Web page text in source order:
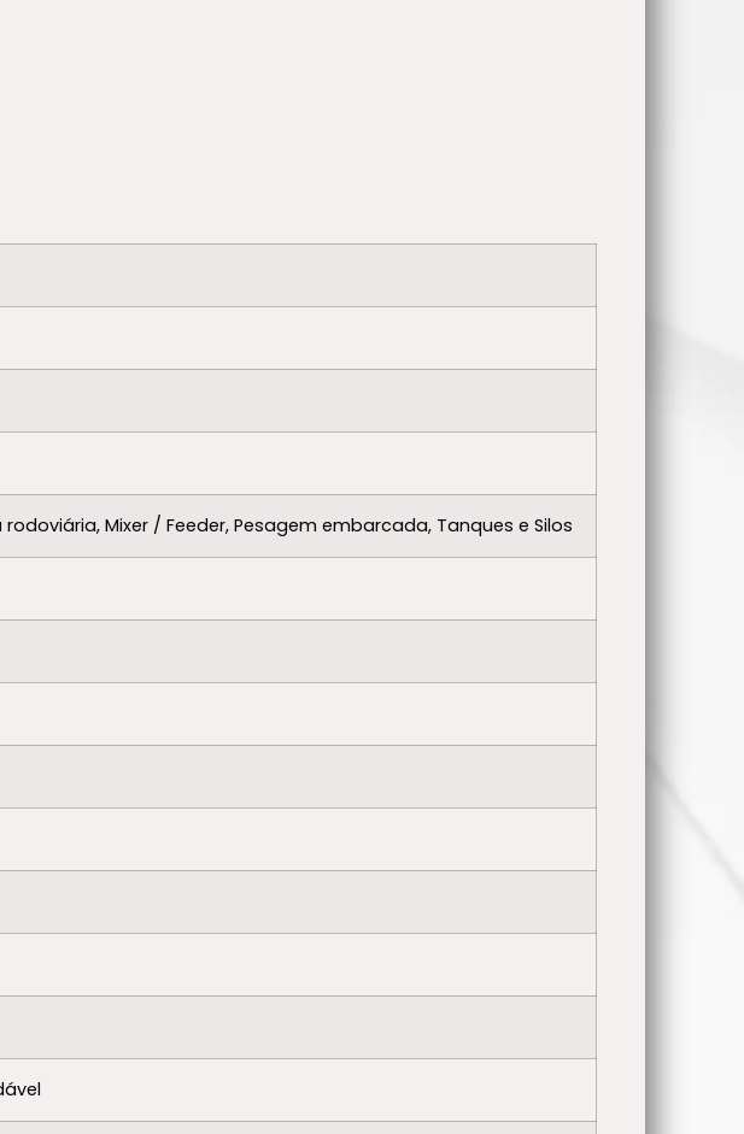
Mixer / Feeder, Pesagem embarcada, Tanques e Silos